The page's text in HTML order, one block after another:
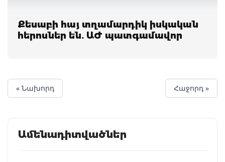
Քեսաբի հայ տղամարդիկ իսկական
հերոսներ են. ԱԺ պատգամավոր
« Նախորդ Հաջորդ »
Ամենադիտվածներ